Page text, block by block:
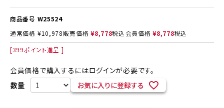
商品番号 W25524
通常価格 ¥10,978販売価格 ¥8,778税込会員価格 ¥8,778税込
[399ポイント進呈 ]
会員価格で購入するにはログインが必要です。
お気に入りに登録する